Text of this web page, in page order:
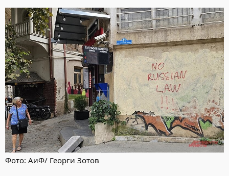
Фото: АиФ/ Георги Зотов